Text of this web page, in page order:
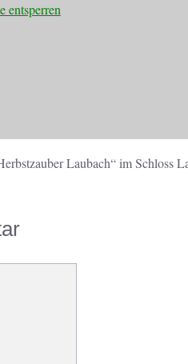
entsperren
Laubach“ im Schloss